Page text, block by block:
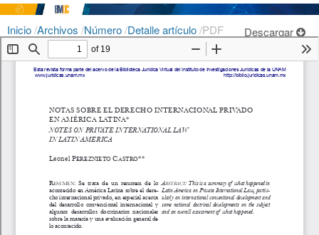
Inicio/Archivos /Número/Detalle artículo/PDF Descargar